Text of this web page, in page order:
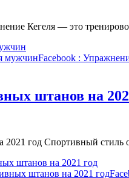
Кегеля — это
мужчинFacebook :
штанов на
год Спортивный стиль
штанов на 2021 год
штанов на 2021 год